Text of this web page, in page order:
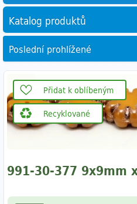
Katalog produktů
Poslední prohlížené
Přidat k oblíbeným
Recyklované
991-30-377 9x9mm